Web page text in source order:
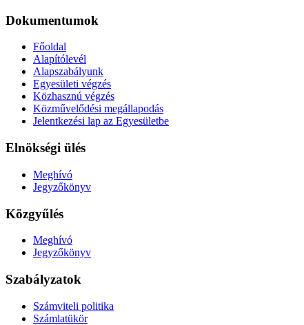
Dokumentumok
Főoldal
Alapítólevél
Alapszabályunk
Egyesületi végzés
Közhasznú végzés
Közművelődési megállapodás
Jelentkezési lap az Egyesületbe
Elnökségi ülés
Meghívó
Jegyzőkönyv
Közgyűlés
Meghívó
Jegyzőkönyv
Szabályzatok
Számviteli politika
Számlatükör